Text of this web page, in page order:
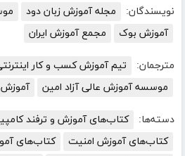
نویسندگان: مجله آموزش زبان دود
آموزش بوک
مجمع آموزش ایران
مترجمان:
تیم آموزش کسب و کار
موسسه آموزش عالی آزاد امین
دسته‌ها:
کتاب‌های آموزش و ترفند
کتاب‌های آموزش امنیت
کتاب‌های